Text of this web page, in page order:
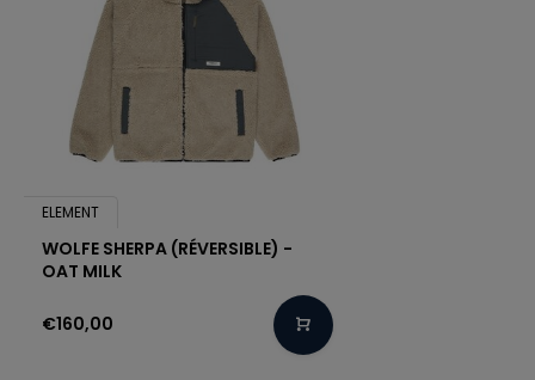
ELEMENT
WOLFE SHERPA (RÉVERSIBLE) -
OAT MILK
€160,00